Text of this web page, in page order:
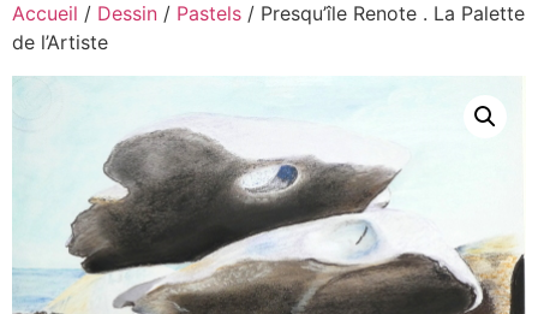
Accueil / Dessin / Pastels / Presqu’île Renote . La Palette
de l’Artiste